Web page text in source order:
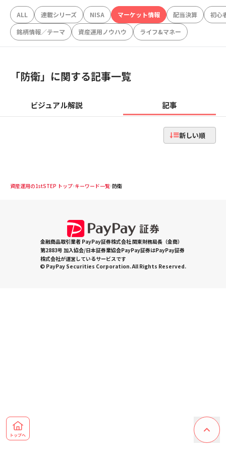
ALL 連載シリーズ NISA マーケット情報 配当決算
初心
銘柄情報／テーマ
資産運用ノウハウ ライフ&マネー
「防衛」に関する記事一覧
ビジュアル解説 記事
新しい順
資産運用の1stSTEP トップ キーワード一覧 防衛
金融商品取引業者 PayPay証券株式会社 関東財務局長（金商）
第2883号 加入協会/日本証券業協会PayPay証券はPayPay証券
株式会社が運営しているサービスです
© PayPay Securities Corporation. All Rights Reserved.